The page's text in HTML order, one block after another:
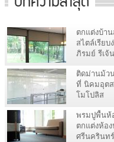
ตกแต่งบ้า
สไตล์เรีย
ภิรมย์ รีเจ้
ติดม่านม้ว
ที่ นิคมอุต
โมโปลิส
พรมปูพื้นห้
ตกแต่งห้อ
ศรีนครินทร์